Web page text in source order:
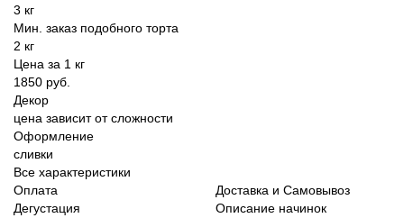
3 кг
Мин. заказ подобного торта
2 кг
Цена за 1 кг
1850 руб.
Декор
цена зависит от сложности
Оформление
сливки
Все характеристики
Оплата
Доставка и Самовывоз
Дегустация
Описание начинок